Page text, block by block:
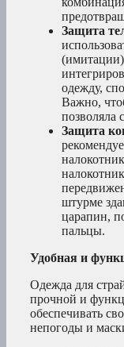
Защита
одежду,
Важно,
позволяла
Защита
штурме
царапин,
пальцы.
Удобная и
Одежда для
прочной и
обеспечивать
непогоды и